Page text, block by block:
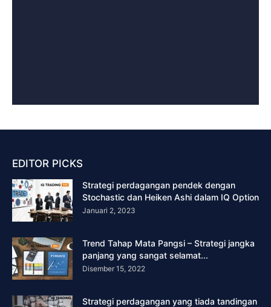
EDITOR PICKS
Strategi perdagangan pendek dengan
Stochastic dan Heiken Ashi dalam IQ Option
Januari 2, 2023
Trend Tahap Mata Pangsi – Strategi jangka
panjang yang sangat selamat...
Disember 15, 2022
Strategi perdagangan yang tiada tandingan